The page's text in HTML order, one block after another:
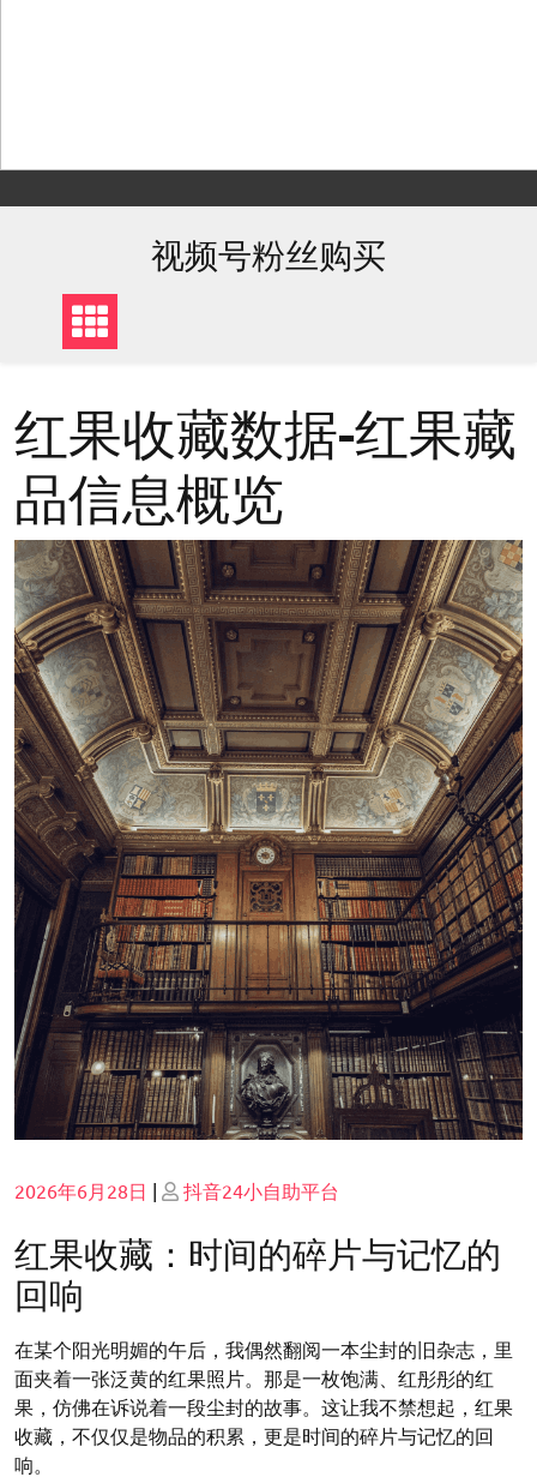
to
视频号粉丝购买
红果收藏数据-红果藏
品信息概览
Posted
2026年6月28日 | Posted
抖音24小自助平台
红果收藏：时间的碎片与记忆的
回响
在某个阳光明媚的午后，我偶然翻阅一本尘封的旧杂志，里
面夹着一张泛黄的红果照片。那是一枚饱满、红彤彤的红
果，仿佛在诉说着一段尘封的故事。这让我不禁想起，红果
收藏，不仅仅是物品的积累，更是时间的碎片与记忆的回
响。